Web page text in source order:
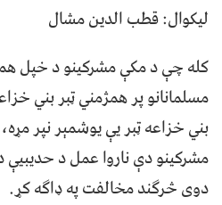
ليکوال: قطب الدين مشال
کله چې د مکې مشرکينو د خپل
مسلمانانو پر همژمني ټبر بني
بني خزاعه ټبر يې يوشمېر نپر
مشرکينو دې ناروا عمل د
دوى څرګند مخالفت په ډاګه کړ.